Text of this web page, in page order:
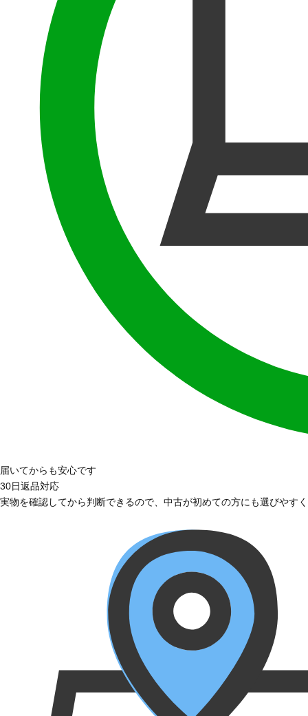
届いてからも安心です
30日返品対応
実物を確認してから判断できるので、中古が初めての方にも選びやす